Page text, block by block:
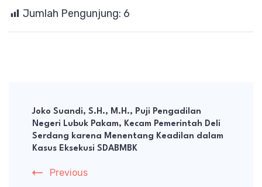
Jumlah Pengunjung: 6
Navigation
Joko Suandi, S.H., M.H., Puji Pengadilan
Negeri Lubuk Pakam, Kecam Pemerintah Deli
Serdang karena Menentang Keadilan dalam
Kasus Eksekusi SDABMBK
Previous